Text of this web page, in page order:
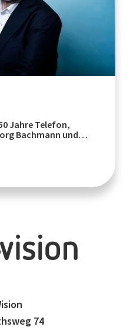
Jahre Telefon,
Bachmann und
74